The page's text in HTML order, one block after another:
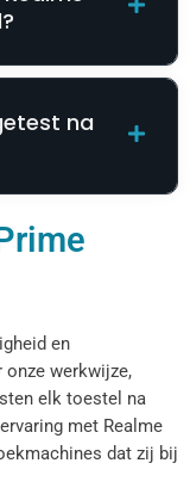
na
en
onze werkwijze,
elk toestel na
met Realme
dat zij bij